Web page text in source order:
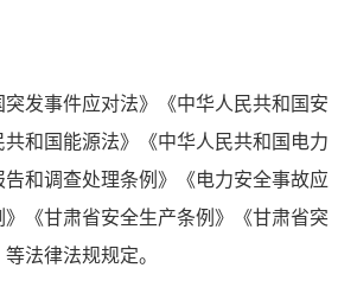
突发事件应对法》《中华人民共和国安
和国能源法》《中华人民共和国电力
和调查处理条例》《电力安全事故应
《甘肃省安全生产条例》《甘肃省突
法律法规规定。